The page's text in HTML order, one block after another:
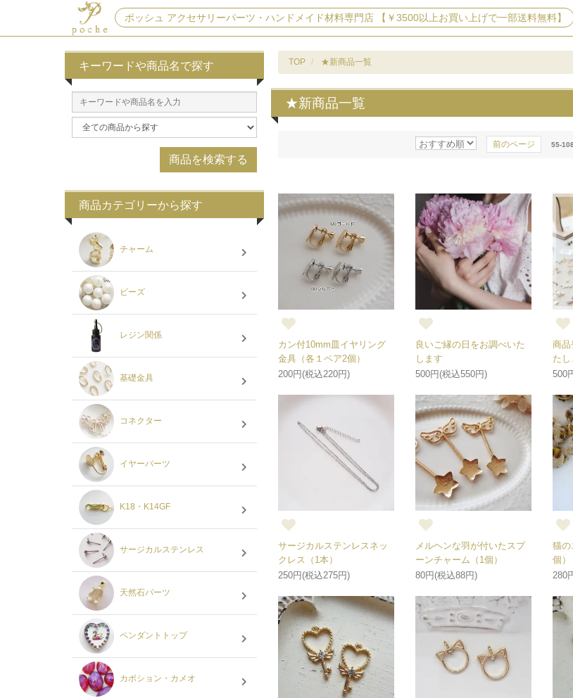
ポッシュ アクセサリーパーツ・ハンドメイド材料専門店 【￥3500以上お買い上げで一部送料無料】
TOP ★新商品一覧
★新商品一覧
前のページ 55-108
カン付10mm皿イヤリング
金具（各１ペア2個）
200円(税込220円)
良いご縁の日をお調べいた
します
500円(税込550円)
商品
たし
500
サージカルステンレスネッ
クレス（1本）
250円(税込275円)
メルヘンな羽が付いたスプ
ーンチャーム（1個）
80円(税込88円)
猫の
個）
280
キーワードや商品名で探す
商品カテゴリーから探す
チャーム
ビーズ
レジン関係
基礎金具
コネクター
イヤーパーツ
K18・K14GF
サージカルステンレス
天然石パーツ
ペンダントトップ
カボション・カメオ